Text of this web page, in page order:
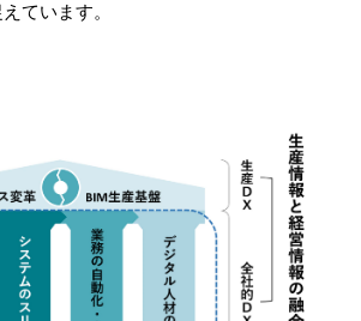
ています。